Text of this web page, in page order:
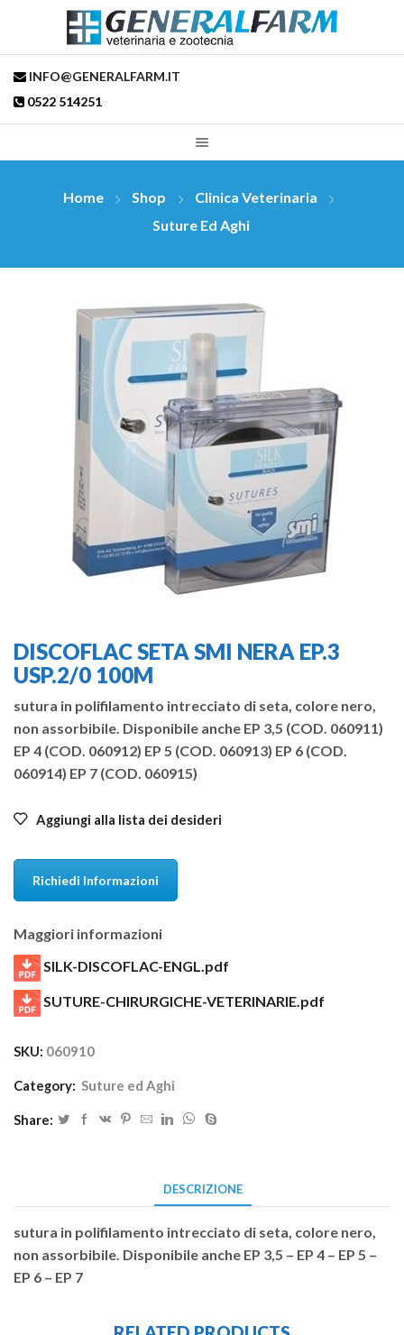
INFO@GENERALFARM.IT
0522 514251
Home Shop
Clinica Veterinaria
Suture Ed Aghi
DISCOFLAC SETA SMI NERA EP.3
USP.2/0 100M
sutura in polifilamento intrecciato di seta, colore nero,
non assorbibile. Disponibile anche EP 3,5 (COD. 060911)
EP 4 (COD. 060912) EP 5 (COD. 060913) EP 6 (COD.
060914) EP 7 (COD. 060915)
Aggiungi alla lista dei desideri
Richiedi Informazioni
Maggiori informazioni
SILK-DISCOFLAC-ENGL.pdf
SUTURE-CHIRURGICHE-VETERINARIE.pdf
SKU: 060910
Category: Suture ed Aghi
Share:
DESCRIZIONE
sutura in polifilamento intrecciato di seta, colore nero,
non assorbibile. Disponibile anche EP 3,5 – EP 4 – EP 5 –
EP 6 – EP 7